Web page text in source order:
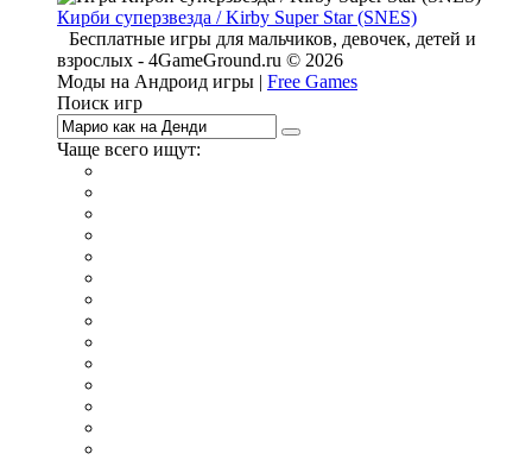
Кирби суперзвезда / Kirby Super Star (SNES)
Бесплатные игры для мальчиков, девочек, детей и
взрослых - 4GameGround.ru © 2026
Моды на Андроид игры | Free Games
Поиск игр
Чаще всего ищут: